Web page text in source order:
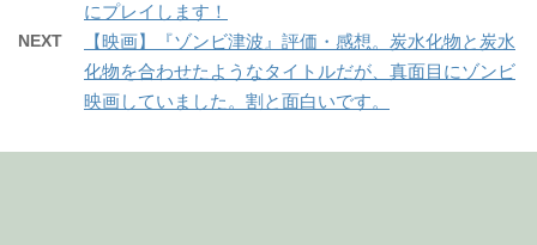
にプレイします！
NEXT
【映画】『ゾンビ津波』評価・感想。炭水化物と炭水
化物を合わせたようなタイトルだが、真面目にゾンビ
映画していました。割と面白いです。